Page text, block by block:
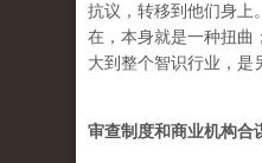
抗议，转移到他们身上
在，本身就是一种扭曲
大到整个智识行业，是
审查制度和商业机构合